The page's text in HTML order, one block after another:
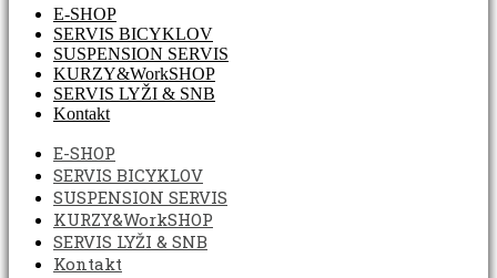
E-SHOP
SERVIS BICYKLOV
SUSPENSION SERVIS
KURZY&WorkSHOP
SERVIS LYŽI & SNB
Kontakt
E-SHOP
SERVIS BICYKLOV
SUSPENSION SERVIS
KURZY&WorkSHOP
SERVIS LYŽI & SNB
Kontakt